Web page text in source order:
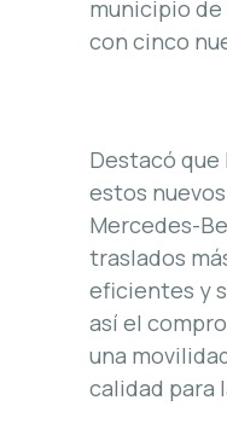
municipio
con cinco
Destacó
estos
Mercedes-
traslados
eficientes y
así el
una
calidad para